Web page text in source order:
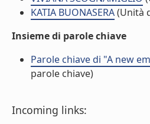
KATIA BUONASERA(Unità
Insieme di parole chiave
Parole chiave di "A new
parole chiave)
Incoming links: